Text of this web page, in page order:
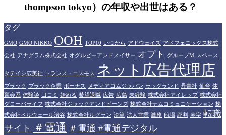
thompson tokyo）の年収や出世はある？
タグ
GMO GMO NIKKO OOH TOP10 いつから アドウェイズ アドフェニックス株式
会社 アナグラム株式会社 オグルビーアンドメイサー オプト グループM スペース
タテイシ広美社 トランス・コスモス ネット広告代理店
ブラック ブラック企業 ボーナス メディアコムジャパン ラックランド 丹青社 仙台 体
育会系 体験談 口コミ 始める 希望退職 広告 広島 未経験 株式会社アイレップ 株式会社
グローバライフ 株式会社ジャックアンドビーンズ 株式会社ナムコミュニケーション 株
式会社ベルウェール渋谷 株式会社ルグラン 決算 法人営業 激務 船場 評判 赤字 転職
サイト
＃電通 ＃電通 #電通デジタル